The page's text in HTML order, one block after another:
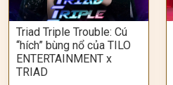
Triad Triple Trouble: Cú
“hích” bùng nổ của TILO
ENTERTAINMENT x
TRIAD